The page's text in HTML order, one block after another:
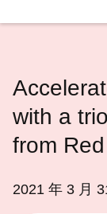
語
さ
with a
from
2021 年 3 月